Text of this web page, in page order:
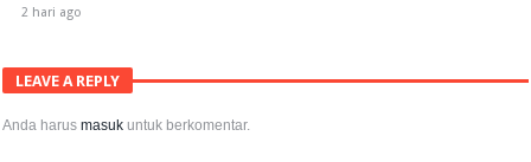
2 hari ago
LEAVE A REPLY
Anda harusmasuk untuk berkomentar.